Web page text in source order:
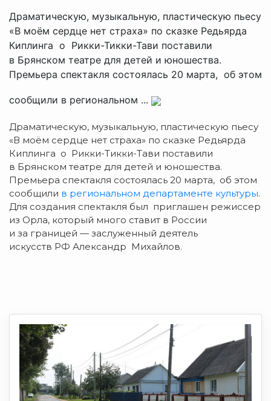
Драматическую, музыкальную, пластическую пьесу
«В моём сердце нет страха» по сказке Редьярда
Киплинга о Рикки-Тикки-Тави поставили
в Брянском театре для детей и юношества.
Премьера спектакля состоялась 20 марта, об этом
сообщили в региональном ...
Драматическую, музыкальную, пластическую пьесу
«В моём сердце нет страха» по сказке Редьярда
Киплинга о Рикки-Тикки-Тави поставили
в Брянском театре для детей и юношества.
Премьера спектакля состоялась 20 марта, об этом
сообщили в региональном департаменте культуры.
Для создания спектакля был приглашен режиссер
из Орла, который много ставит в России
и за границей — заслуженный деятель
искусств РФ Александр Михайлов.